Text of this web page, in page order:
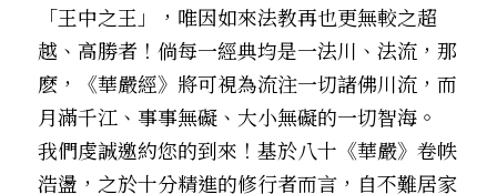
「王中之王」，唯因如來法教再也更無較之超
越、高勝者！倘每一經典均是一法川、法流，那
麽，《華嚴經》將可視為流注一切諸佛川流，而
月滿千江、事事無礙、大小無礙的一切智海。
我們虔誠邀約您的到來！基於八十《華嚴》卷帙
浩盪，之於十分精進的修行者而言，自不難居家